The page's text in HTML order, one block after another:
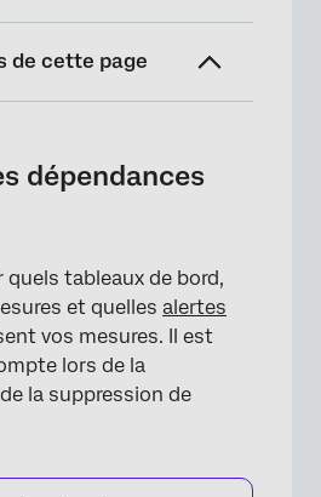
de cette page
des
métriques
dépendances
quels tableaux de bord,
et quelles alertes
vos mesures. Il est
lors de la
la suppression de